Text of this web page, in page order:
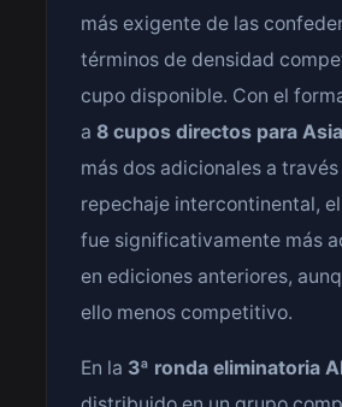
más exigente de las
términos de densidad
cupo disponible. Con el
a 8 cupos directos para Asia
más dos adicionales a través
repechaje intercontinental,
fue significativamente más
en ediciones anteriores,
ello menos competitivo.
En la 3ª ronda eliminatoria